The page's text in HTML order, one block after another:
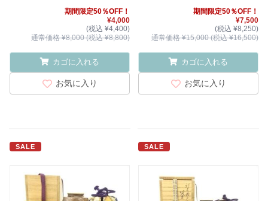
期間限定50％OFF！
¥4,000
(税込 ¥4,400)
通常価格 ¥8,000 (税込 ¥8,800)
カゴに入れる
お気に入り
期間限定50％OFF！
¥7,500
(税込 ¥8,250)
通常価格 ¥15,000 (税込 ¥16,500)
カゴに入れる
お気に入り
SALE SALE